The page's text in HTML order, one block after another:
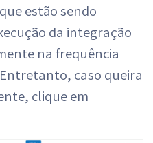
estão sendo
da integração
na frequência
caso queira
clique em